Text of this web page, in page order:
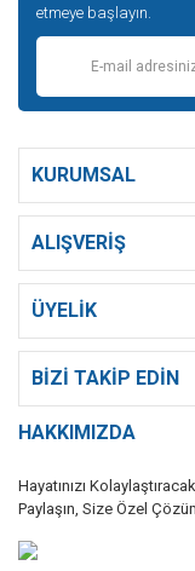
etmeye başlayın.
KURUMSAL
ALIŞVERİŞ
ÜYELİK
BİZİ TAKİP EDİN
HAKKIMIZDA
Hayatınızı
Paylaşın, Size Özel